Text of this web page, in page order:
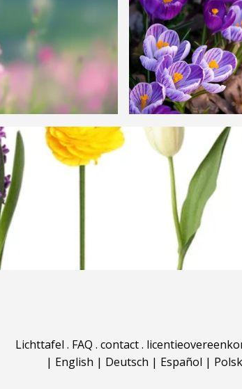
Lichttafel . FAQ . contact.
| English | Deutsch | Español |